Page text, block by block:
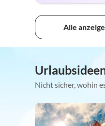
Alle
Nicht sicher, wohin